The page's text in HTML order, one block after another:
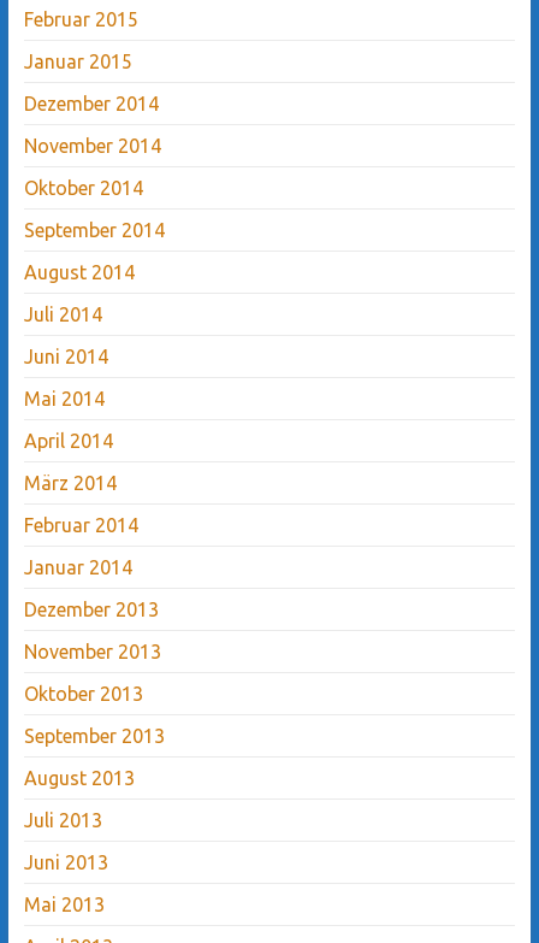
Februar 2015
Januar 2015
Dezember 2014
November 2014
Oktober 2014
September 2014
August 2014
Juli 2014
Juni 2014
Mai 2014
April 2014
März 2014
Februar 2014
Januar 2014
Dezember 2013
November 2013
Oktober 2013
September 2013
August 2013
Juli 2013
Juni 2013
Mai 2013